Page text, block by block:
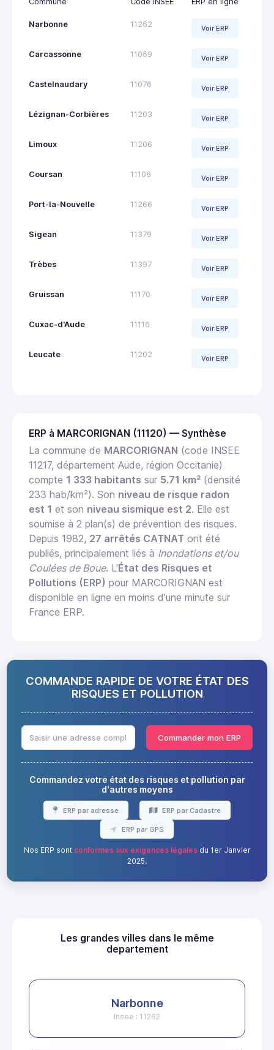
Narbonne 11262 Voir ERP
Carcassonne 11069 Voir ERP
Castelnaudary 11076 Voir ERP
Lézignan-Corbières 11203 Voir ERP
Limoux 11206 Voir ERP
Coursan 11106 Voir ERP
Port-la-Nouvelle 11266 Voir ERP
Sigean 11379 Voir ERP
Trèbes 11397 Voir ERP
Gruissan 11170 Voir ERP
Cuxac-d'Aude 11116 Voir ERP
Leucate 11202 Voir ERP
ERP à MARCORIGNAN (11120) — Synthèse
La commune de MARCORIGNAN (code INSEE
11217, département Aude, région Occitanie)
compte 1 333 habitants sur 5.71 km² (densité
233 hab/km²). Son niveau de risque radon
est 1 et son niveau sismique est 2. Elle est
soumise à 2 plan(s) de prévention des risques.
Depuis 1982, 27 arrêtés CATNAT ont été
publiés, principalement liés à Inondations et/ou
Coulées de Boue. L'État des Risques et
Pollutions (ERP) pour MARCORIGNAN est
disponible en ligne en moins d'une minute sur
France ERP.
COMMANDE RAPIDE DE VOTRE ÉTAT DES
RISQUES ET POLLUTION
Commander mon ERP
Commandez votre état des risques et pollution par
d'autres moyens
ERP par adresse ERP par Cadastre
ERP par GPS
Nos ERP sont conformes aux exigences légalesdu 1er Janvier
2025.
Les grandes villes dans le même
departement
Narbonne
Insee : 11262